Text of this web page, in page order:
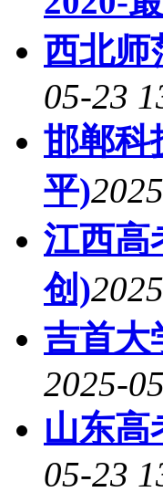
西北师
05-23
邯郸科
平)
江西高
创)
吉首大
2025-
山东高
05-23